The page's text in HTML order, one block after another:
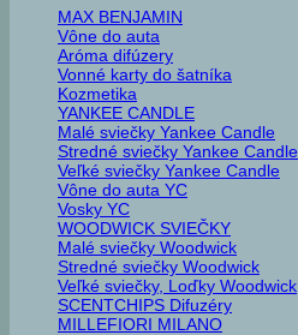
MAX BENJAMIN
Vône do auta
Aróma difúzery
Vonné karty do šatníka
Kozmetika
YANKEE CANDLE
Malé sviečky Yankee Candle
Stredné sviečky Yankee Candle
Veľké sviečky Yankee Candle
Vône do auta YC
Vosky YC
WOODWICK SVIEČKY
Malé sviečky Woodwick
Stredné sviečky Woodwick
Veľké sviečky, Loďky Woodwick
SCENTCHIPS Difuzéry
MILLEFIORI MILANO